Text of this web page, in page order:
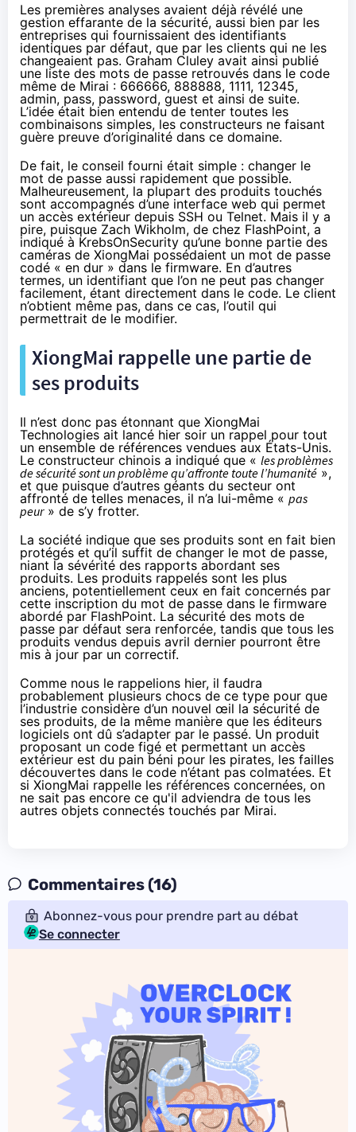
Les premières analyses avaient déjà révélé une
gestion effarante de la sécurité, aussi bien par les
entreprises qui fournissaient des identifiants
identiques par défaut, que par les clients qui ne les
changeaient pas. Graham Cluley avait ainsi publié
une liste des mots de passe retrouvés dans le code
même de Mirai : 666666, 888888, 1111, 12345,
admin, pass, password, guest et ainsi de suite.
L’idée était bien entendu de tenter toutes les
combinaisons simples, les constructeurs ne faisant
guère preuve d’originalité dans ce domaine.
De fait, le conseil fourni était simple : changer le
mot de passe aussi rapidement que possible.
Malheureusement, la plupart des produits touchés
sont accompagnés d’une interface web qui permet
un accès extérieur depuis SSH ou Telnet. Mais il y a
pire, puisque Zach Wikholm, de chez FlashPoint, a
indiqué à KrebsOnSecurity qu’une bonne partie des
caméras de XiongMai possédaient un mot de passe
codé « en dur » dans le firmware. En d’autres
termes, un identifiant que l’on ne peut pas changer
facilement, étant directement dans le code. Le client
n’obtient même pas, dans ce cas, l’outil qui
permettrait de le modifier.
XiongMai rappelle une partie de
ses produits
Il n’est donc pas étonnant que XiongMai
Technologies ait lancé hier soir un rappel pour tout
un ensemble de références vendues aux États-Unis.
Le constructeur chinois a indiqué que « les problèmes
de sécurité sont un problème qu’affronte toute l’humanité »,
et que puisque d’autres géants du secteur ont
affronté de telles menaces, il n’a lui-même « pas
peur» de s’y frotter.
La société indique que ses produits sont en fait bien
protégés et qu’il suffit de changer le mot de passe,
niant la sévérité des rapports abordant ses
produits. Les produits rappelés sont les plus
anciens, potentiellement ceux en fait concernés par
cette inscription du mot de passe dans le firmware
abordé par FlashPoint. La sécurité des mots de
passe par défaut sera renforcée, tandis que tous les
produits vendus depuis avril dernier pourront être
mis à jour par un correctif.
Comme nous le rappelions hier, il faudra
probablement plusieurs chocs de ce type pour que
l’industrie considère d’un nouvel œil la sécurité de
ses produits, de la même manière que les éditeurs
logiciels ont dû s’adapter par le passé. Un produit
proposant un code figé et permettant un accès
extérieur est du pain béni pour les pirates, les failles
découvertes dans le code n’étant pas colmatées. Et
si XiongMai rappelle les références concernées, on
ne sait pas encore ce qu'il adviendra de tous les
autres objets connectés touchés par Mirai.
Commentaires (16)
Abonnez-vous pour prendre part au débat
Se connecter